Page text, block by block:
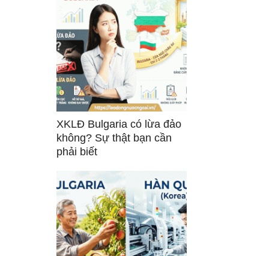
XKLĐ Bulgaria có lừa đảo
không? Sự thật bạn cần
phải biết